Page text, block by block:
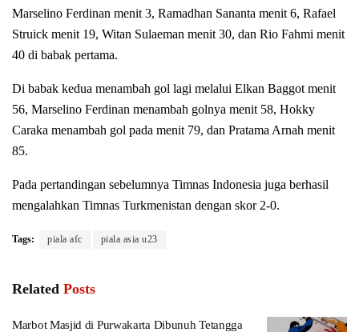
Marselino Ferdinan menit 3, Ramadhan Sananta menit 6, Rafael
Struick menit 19, Witan Sulaeman menit 30, dan Rio Fahmi menit
40 di babak pertama.
Di babak kedua menambah gol lagi melalui Elkan Baggot menit
56, Marselino Ferdinan menambah golnya menit 58, Hokky
Caraka menambah gol pada menit 79, dan Pratama Arnah menit
85.
Pada pertandingan sebelumnya Timnas Indonesia juga berhasil
mengalahkan Timnas Turkmenistan dengan skor 2-0.
Tags: piala afc piala asia u23
Related Posts
Marbot Masjid di Purwakarta Dibunuh Tetangga